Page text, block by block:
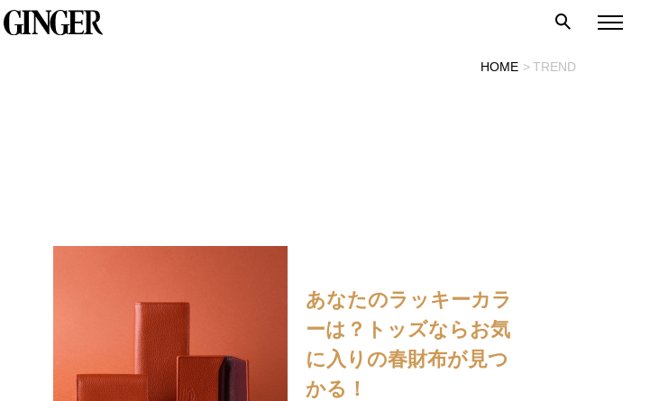
HOME TREND
あなたのラッキーカラ
ーは？トッズならお気
に入りの春財布が見つ
かる！